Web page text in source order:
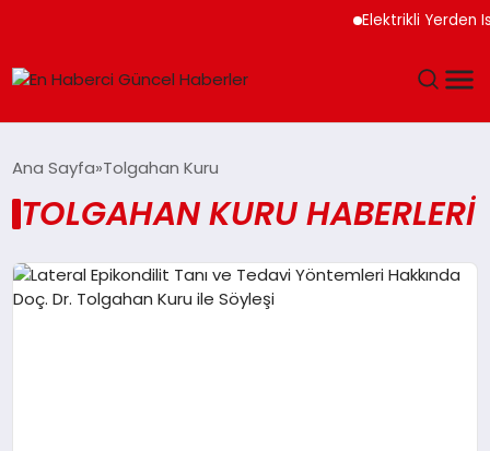
Elektrikli Yerden
SPOR
SAĞLIK
Ana Sayfa Tolgahan Kuru
TOLGAHAN KURU HABERLERI